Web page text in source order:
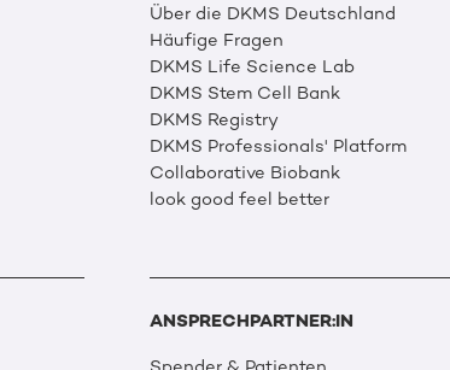
Über die DKMS Deutschland
Häufige Fragen
DKMS Life Science Lab
DKMS Stem Cell Bank
DKMS Registry
DKMS Professionals' Platform
Collaborative Biobank
look good feel better
ANSPRECHPARTNER:IN